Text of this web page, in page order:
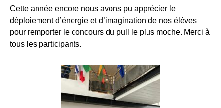
Cette année encore nous avons pu apprécier le
déploiement d’énergie et d’imagination de nos élèves
pour remporter le concours du pull le plus moche. Merci à
tous les participants.